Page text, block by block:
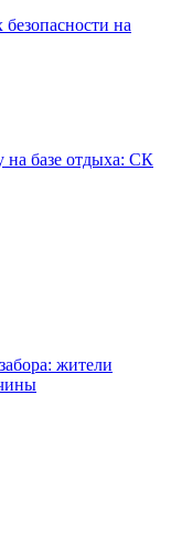
на
на базе отдыха: СК
жители